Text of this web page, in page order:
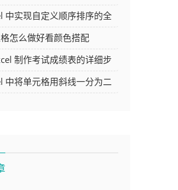
表头的方法详解
中实现自定义顺序排序的全
怎么做好看颜色搭配
制作考试成绩表的详细步
中将单元格用斜线一分为二